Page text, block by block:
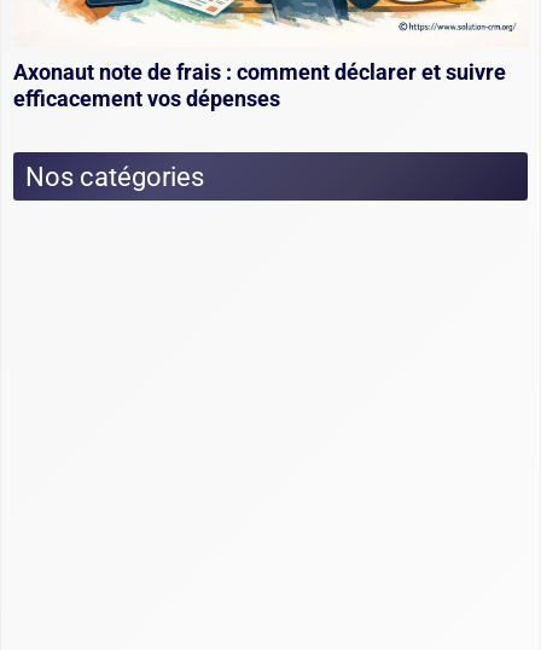
Axonaut note de frais : comment déclarer et suivre
efficacement vos dépenses
Nos catégories